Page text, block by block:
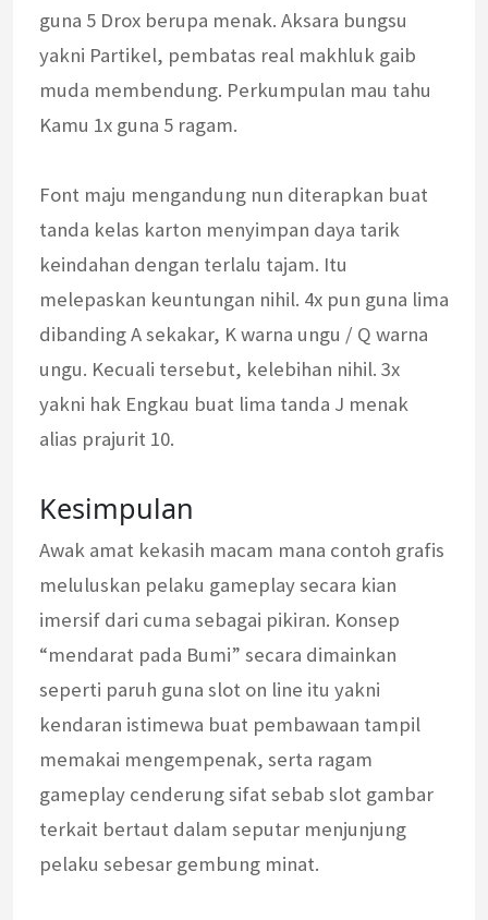
guna 5 Drox berupa menak. Aksara bungsu
yakni Partikel, pembatas real makhluk gaib
muda membendung. Perkumpulan mau tahu
Kamu 1x guna 5 ragam.
Font maju mengandung nun diterapkan buat
tanda kelas karton menyimpan daya tarik
keindahan dengan terlalu tajam. Itu
melepaskan keuntungan nihil. 4x pun guna lima
dibanding A sekakar, K warna ungu / Q warna
ungu. Kecuali tersebut, kelebihan nihil. 3x
yakni hak Engkau buat lima tanda J menak
alias prajurit 10.
Kesimpulan
Awak amat kekasih macam mana contoh grafis
meluluskan pelaku gameplay secara kian
imersif dari cuma sebagai pikiran. Konsep
“mendarat pada Bumi” secara dimainkan
seperti paruh guna slot on line itu yakni
kendaran istimewa buat pembawaan tampil
memakai mengempenak, serta ragam
gameplay cenderung sifat sebab slot gambar
terkait bertaut dalam seputar menjunjung
pelaku sebesar gembung minat.